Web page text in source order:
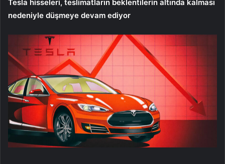
Tesla hisseleri, teslimatların beklentilerin altında kalması
nedeniyle düşmeye devam ediyor